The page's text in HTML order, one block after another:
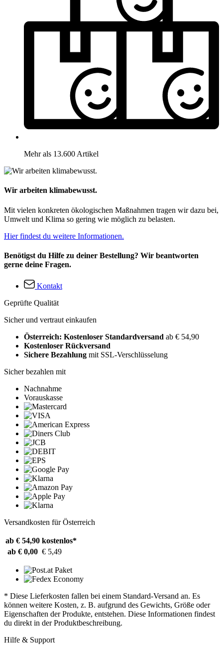
Mehr als 13.600 Artikel
Wir arbeiten klimabewusst.
Mit vielen konkreten ökologischen Maßnahmen tragen wir dazu bei,
Umwelt und Klima so gering wie möglich zu belasten.
Hier findest du weitere Informationen.
Benötigst du Hilfe zu deiner Bestellung? Wir beantworten
gerne deine Fragen.
Kontakt
Geprüfte Qualität
Sicher und vertraut einkaufen
Österreich: Kostenloser Standardversand ab € 54,90
Kostenloser Rückversand
Sichere Bezahlung mit SSL-Verschlüsselung
Sicher bezahlen mit
Nachnahme
Vorauskasse
Versandkosten für Österreich
ab € 54,90 kostenlos*
ab € 0,00 € 5,49
* Diese Lieferkosten fallen bei einem Standard-Versand an. Es
können weitere Kosten, z. B. aufgrund des Gewichts, Größe oder
Eigenschaften der Produkte, entstehen. Diese Informationen findest
du direkt in der Produktbeschreibung.
Hilfe & Support